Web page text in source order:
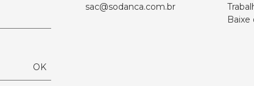
OK
sac@sodanca.com.br
Baixe